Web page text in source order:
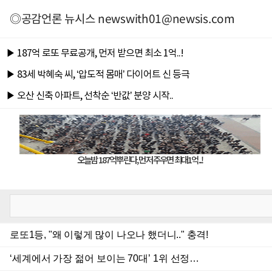
◎공감언론 뉴시스newswith01@newsis.com